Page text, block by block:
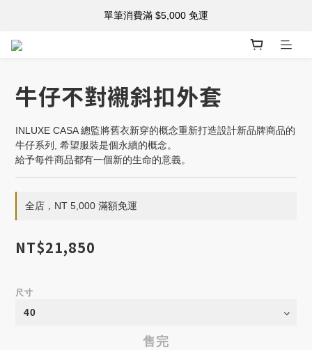
註冊新會員 享購物金$500！
單筆消費滿 $5,000 免運
牛仔不對襯斜扣外套
INLUXE CASA 總監將舊衣新穿的概念重新打造設計新品牌商品的
牛仔系列, 希望服裝是個永續的概念。
給予每件商品都有一個新的生命的意義。
全店，NT 5,000 滿額免運
NT$21,850
尺寸
售完